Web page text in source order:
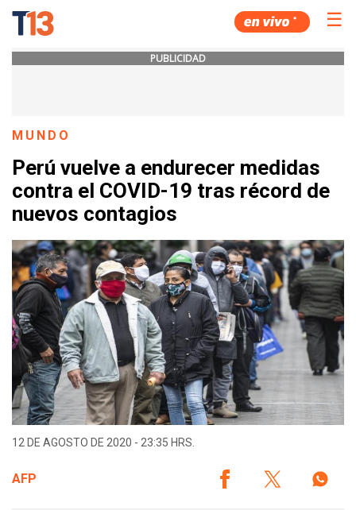
☰
PUBLICIDAD
MUNDO
Perú vuelve a endurecer medidas
contra el COVID-19 tras récord de
nuevos contagios
12 DE AGOSTO DE 2020 - 23:35 HRS.
AFP